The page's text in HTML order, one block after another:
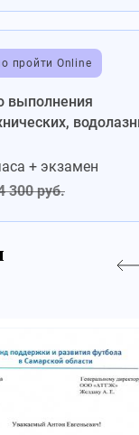
пройти Online
выполнения
104 часа + экзамен
300 руб.